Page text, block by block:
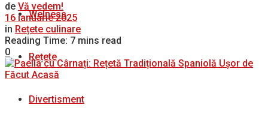
Welness
Rețete
Divertisment
de Vă vedem!
16 ianuarie 2025
in Rețete culinare
Reading Time: 7 mins read
0